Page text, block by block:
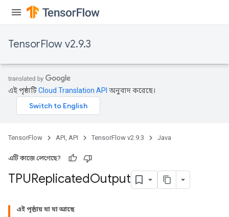
TensorFlow v2.9.3
এই পৃষ্ঠাটিCloud Translation API অনুবাদ করেছে।
TensorFlow API, API TensorFlow v2.9.3 Java
এটি কাজে লেগেছে?
TPUReplicatedOutput
এই পৃষ্ঠায় যা যা আছে